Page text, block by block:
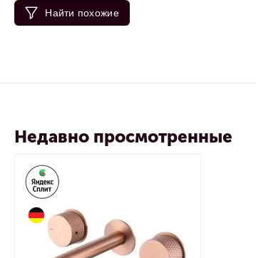
Найти похожие
Недавно просмотренные